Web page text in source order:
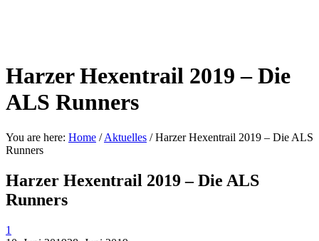
Harzer Hexentrail 2019 – Die
ALS Runners
You are here: Home /Aktuelles /Harzer Hexentrail 2019 – Die ALS
Runners
Harzer Hexentrail 2019 – Die ALS
Runners
1